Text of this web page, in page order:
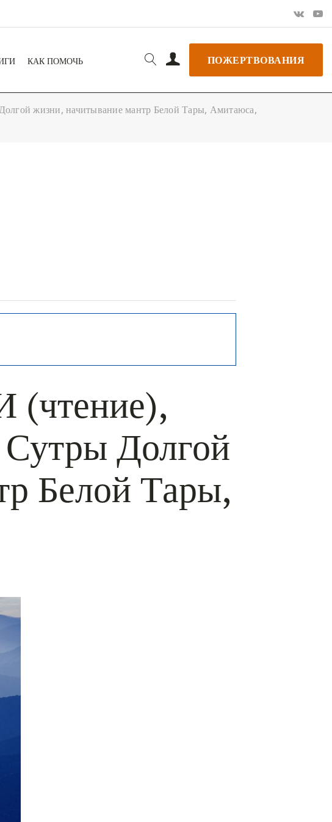
КАК ПОМОЧЬ ПОЖЕРТВОВАНИЯ
жизни, начитывание мантр Белой Тары, Амитаюса,
Сутры Долгой
Белой Тары,